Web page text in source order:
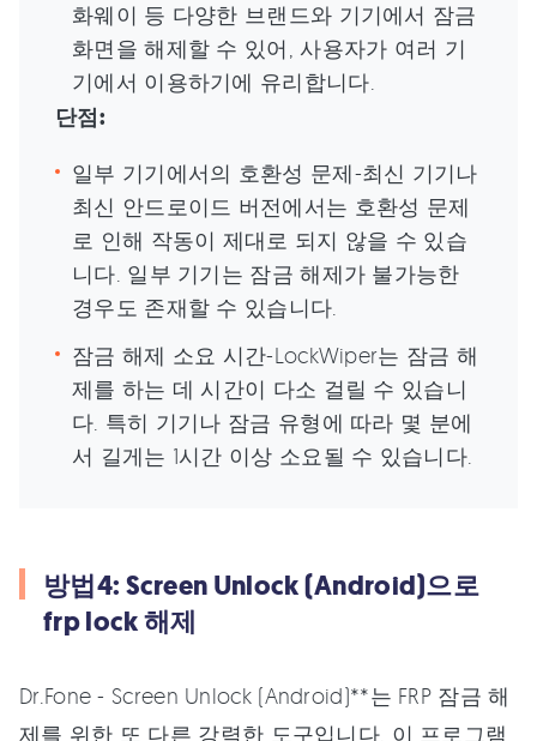
화웨이 등 다양한 브랜드와 기기에서 잠금
화면을 해제할 수 있어, 사용자가 여러 기
기에서 이용하기에 유리합니다.
단점:
일부 기기에서의 호환성 문제-최신 기기나
최신 안드로이드 버전에서는 호환성 문제
로 인해 작동이 제대로 되지 않을 수 있습
니다. 일부 기기는 잠금 해제가 불가능한
경우도 존재할 수 있습니다.
잠금 해제 소요 시간-LockWiper는 잠금 해
제를 하는 데 시간이 다소 걸릴 수 있습니
다. 특히 기기나 잠금 유형에 따라 몇 분에
서 길게는 1시간 이상 소요될 수 있습니다.
방법4: Screen Unlock (Android)으로
frp lock 해제
Dr.Fone - Screen Unlock (Android)**는 FRP 잠금 해
제를 위한 또 다른 강력한 도구입니다. 이 프로그램